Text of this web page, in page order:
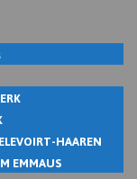
HAAREN
EMMAUS